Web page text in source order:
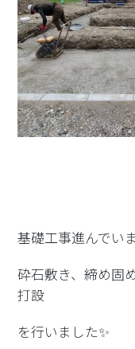
基礎工事進んでい
砕石敷き、締め固
打設
を行いました✨